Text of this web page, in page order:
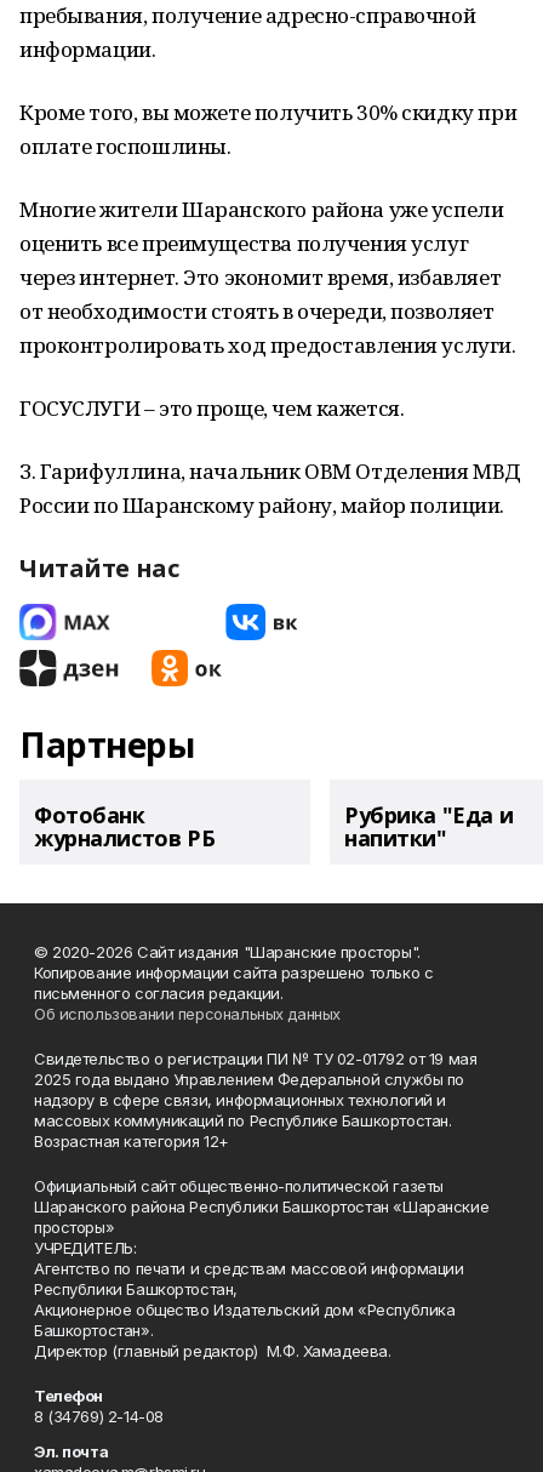
пребывания, получение адресно-справочной
информации.
Кроме того, вы можете получить 30% скидку при
оплате госпошлины.
Многие жители Шаранского района уже успели
оценить все преимущества получения услуг
через интернет. Это экономит время, избавляет
от необходимости стоять в очереди, позволяет
проконтролировать ход предоставления услуги.
ГОСУСЛУГИ – это проще, чем кажется.
З. Гарифуллина, начальник ОВМ Отделения МВД
России по Шаранскому району, майор полиции.
Читайте нас
Партнеры
Фотобанк
журналистов РБ
Рубрика "Еда и
напитки"
© 2020-2026 Сайт издания "Шаранские просторы".
Копирование информации сайта разрешено только с
письменного согласия редакции.
Об использовании персональных данных
Свидетельство о регистрации ПИ № ТУ 02-01792 от 19 мая
2025 года выдано Управлением Федеральной службы по
надзору в сфере связи, информационных технологий и
массовых коммуникаций по Республике Башкортостан.
Возрастная категория 12+
Официальный сайт общественно-политической газеты
Шаранского района Республики Башкортостан «Шаранские
просторы»
УЧРЕДИТЕЛЬ:
Агентство по печати и средствам массовой информации
Республики Башкортостан,
Акционерное общество Издательский дом «Республика
Башкортостан».
Директор (главный редактор) М.Ф. Хамадеева.
Телефон
8 (34769) 2-14-08
Эл. почта